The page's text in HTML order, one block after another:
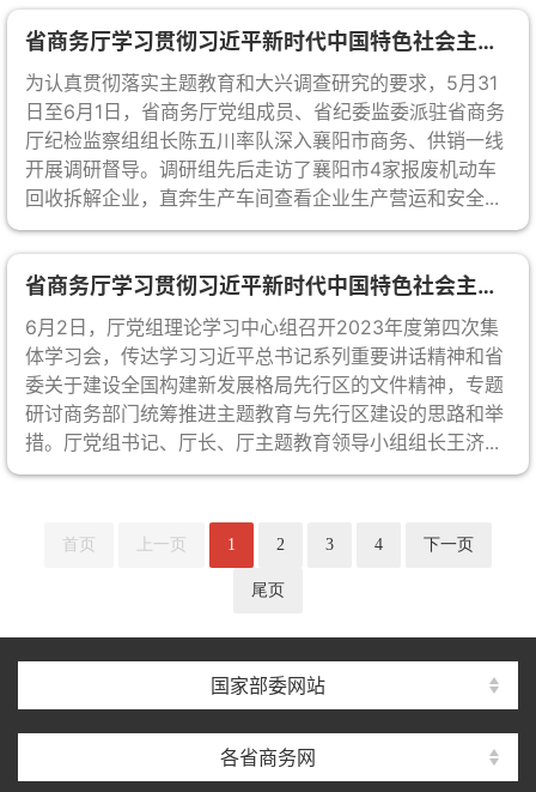
省商务厅学习贯彻习近平新时代中国特色社会主义思想主题教育简报第16期
为认真贯彻落实主题教育和大兴调查研究的要求，5月31
日至6月1日，省商务厅党组成员、省纪委监委派驻省商务
厅纪检监察组组长陈五川率队深入襄阳市商务、供销一线
开展调研督导。调研组先后走访了襄阳市4家报废机动车
回收拆解企业，直奔生产车间查看企业生产营运和安全...
省商务厅学习贯彻习近平新时代中国特色社会主义思想主题教育简报第15期
6月2日，厅党组理论学习中心组召开2023年度第四次集
体学习会，传达学习习近平总书记系列重要讲话精神和省
委关于建设全国构建新发展格局先行区的文件精神，专题
研讨商务部门统筹推进主题教育与先行区建设的思路和举
措。厅党组书记、厅长、厅主题教育领导小组组长王济...
首页 上一页 1 2 3 4 下一页
尾页
国家部委网站
各省商务网